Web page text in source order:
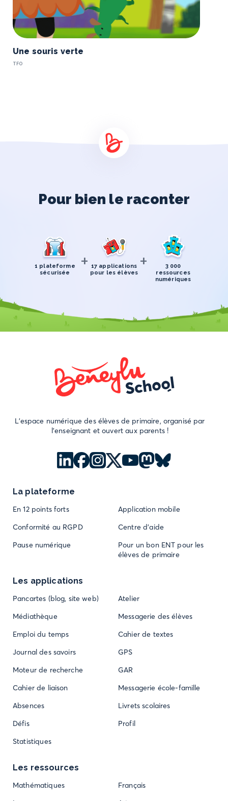
Une souris verte
TFO
Pour bien le raconter
1 plateforme
sécurisée
+ 17 applications
pour les élèves +
3 000
ressources
numériques
L'espace numérique des élèves de primaire, organisé par
l'enseignant et ouvert aux parents !
La plateforme
En 12 points forts
Application mobile
Conformité au RGPD
Centre d'aide
Pause numérique
Pour un bon ENT pour les
élèves de primaire
Les applications
Pancartes (blog, site web)
Atelier
Médiathèque
Messagerie des élèves
Emploi du temps
Cahier de textes
Journal des savoirs
GPS
Moteur de recherche
GAR
Cahier de liaison
Messagerie école-famille
Absences
Livrets scolaires
Défis
Profil
Statistiques
Les ressources
Mathématiques
Français